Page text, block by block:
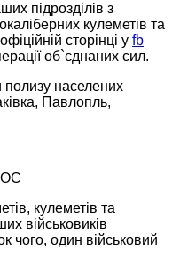
підрозділів з
кулеметів та
сторінці у fb
об`єднаних сил.
полизу населених
Павлопль,
кулеметів та
військовиків
чого, один військовий